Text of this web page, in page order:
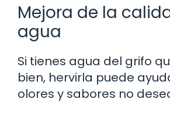
Mejora de la
agua
Si tienes agua del grifo
bien, hervirla puede
olores y sabores no